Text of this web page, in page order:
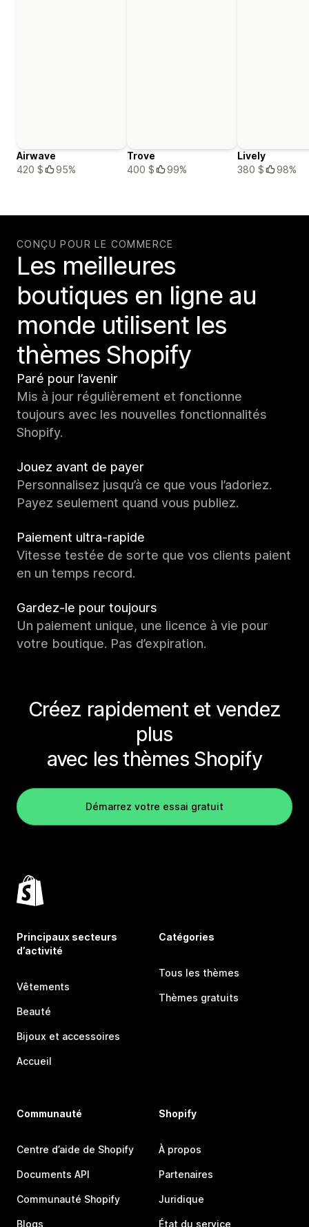
Airwave
420 $
95%
Trove
400 $
99%
Lively
380 $
98%
CONÇU POUR LE COMMERCE
Les meilleures
boutiques en ligne au
monde utilisent les
thèmes Shopify
Paré pour l’avenir
Mis à jour régulièrement et fonctionne
toujours avec les nouvelles fonctionnalités
Shopify.
Jouez avant de payer
Personnalisez jusqu’à ce que vous l’adoriez.
Payez seulement quand vous publiez.
Paiement ultra-rapide
Vitesse testée de sorte que vos clients paient
en un temps record.
Gardez-le pour toujours
Un paiement unique, une licence à vie pour
votre boutique. Pas d’expiration.
Créez rapidement et vendez
plus
avec les thèmes Shopify
Démarrez votre essai gratuit
Principaux secteurs
d’activité
Vêtements
Beauté
Bijoux et accessoires
Accueil
Catégories
Tous les thèmes
Thèmes gratuits
Communauté
Centre d’aide de Shopify
Documents API
Communauté Shopify
Blogs
Shopify
À propos
Partenaires
Juridique
État du service